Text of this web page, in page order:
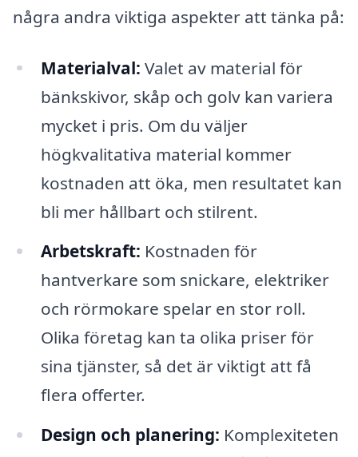
några andra viktiga aspekter att tänka på:
Materialval: Valet av material för
bänkskivor, skåp och golv kan variera
mycket i pris. Om du väljer
högkvalitativa material kommer
kostnaden att öka, men resultatet kan
bli mer hållbart och stilrent.
Arbetskraft: Kostnaden för
hantverkare som snickare, elektriker
och rörmokare spelar en stor roll.
Olika företag kan ta olika priser för
sina tjänster, så det är viktigt att få
flera offerter.
Design och planering: Komplexiteten